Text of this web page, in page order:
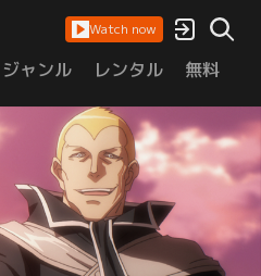
Watch now
ジャンル レンタル 無料